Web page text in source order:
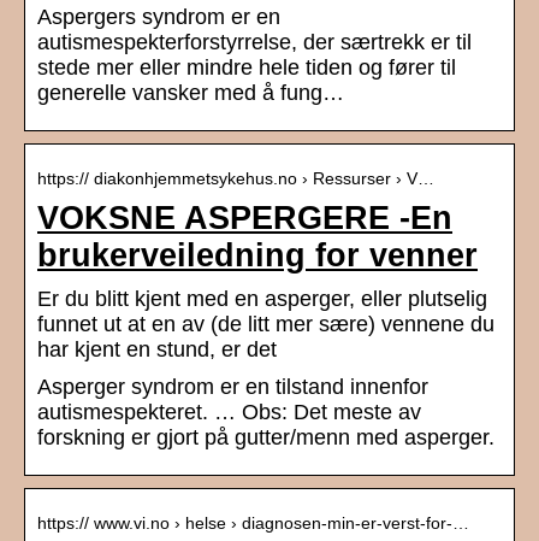
Aspergers syndrom er en
autismespekterforstyrrelse, der særtrekk er til
stede mer eller mindre hele tiden og fører til
generelle vansker med å fung…
https:// diakonhjemmetsykehus.no › Ressurser › V…
VOKSNE ASPERGERE -En
brukerveiledning for venner
Er du blitt kjent med en asperger, eller plutselig
funnet ut at en av (de litt mer sære) vennene du
har kjent en stund, er det
Asperger syndrom er en tilstand innenfor
autismespekteret. … Obs: Det meste av
forskning er gjort på gutter/menn med asperger.
https:// www.vi.no › helse › diagnosen-min-er-verst-for-…